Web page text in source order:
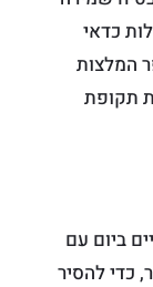
כדאי
המלצות
תקופת
ביום עם
כדי להסיר